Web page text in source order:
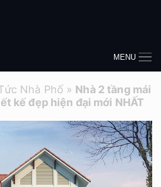
MENU
Nhà Phố » Nhà 2 tầng mái
kế đẹp hiện đại mới NHẤT